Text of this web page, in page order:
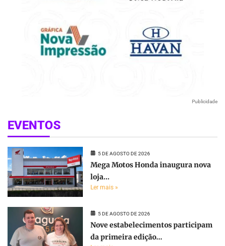
Publicidade
EVENTOS
5 DE AGOSTO DE 2026
Mega Motos Honda inaugura nova
loja...
Ler mais »
5 DE AGOSTO DE 2026
Nove estabelecimentos participam
da primeira edição...